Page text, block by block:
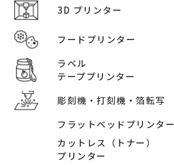
3D プリンター
フードプリンター
ラベル
テーププリンター
彫刻機・打刻機・箔転写
フラットベッドプリンター
カットレス（トナー）
プリンター